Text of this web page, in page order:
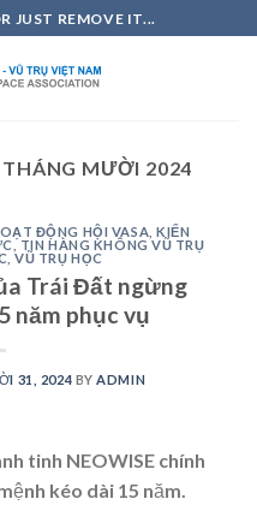
JUST REMOVE IT...
THÁNG MƯỜI 2024
ĐỘNG HỘI VASA ,KIẾN
, TIN HÀNG KHÔNG VŨ TRỤ
,VŨ TRỤ HỌC
Trái Đất ngừng
năm phục vụ
31, 2024 BY ADMIN
tinh NEOWISE chính
kéo dài 15 năm.